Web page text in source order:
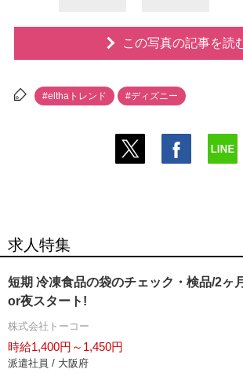
この写真の記事を読
#elthaトレンド #ディズニー
求人特集
短期 冷凍食品の袋のチェック・検品/2ヶ
or夜スタート!
株式会社トーコー
時給1,400円～1,450円
派遣社員 / 大阪府